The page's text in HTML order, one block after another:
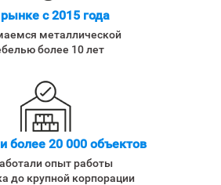
с 2015 года
металлической
более 10 лет
более 20 000 объектов
опыт работы
до крупной корпорации